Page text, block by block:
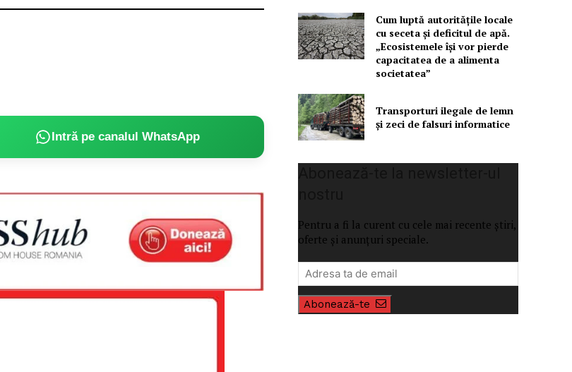
Intră pe canalul WhatsApp
Cum luptă autoritățile locale
cu seceta și deficitul de apă.
„Ecosistemele își vor pierde
capacitatea de a alimenta
societatea”
Transporturi ilegale de lemn
și zeci de falsuri informatice
Pentru a fi la curent cu cele mai recente știri,
oferte și anunțuri speciale.
Abonează-te